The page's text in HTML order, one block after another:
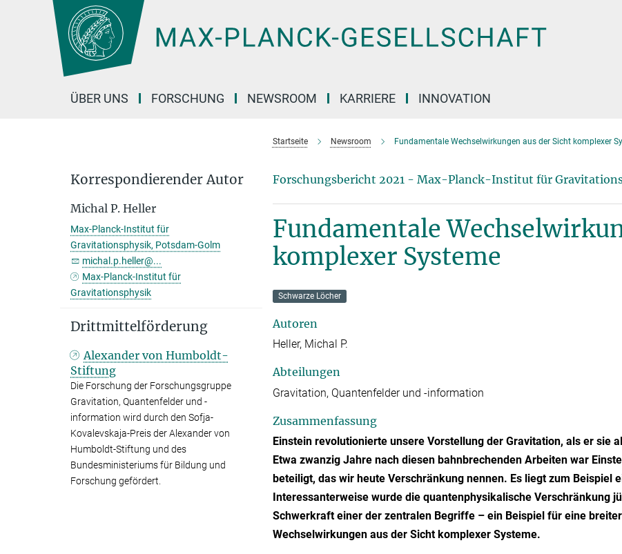
Hauptinhalt
ÜBER UNS FORSCHUNG NEWSROOM KARRIERE INNOVATION
Startseite Newsroom Fundamentale Wechselwirkungen aus der Sicht komplexer
Forschungsbericht 2021 - Max-Planck-Institut für
Fundamentale
komplexer Systeme
Schwarze Löcher
Autoren
Heller, Michal P.
Abteilungen
Gravitation, Quantenfelder und -information
Zusammenfassung
Einstein revolutionierte unsere Vorstellung der Gravitation, als er sie
Etwa zwanzig Jahre nach diesen bahnbrechenden Arbeiten war
beteiligt, das wir heute Verschränkung nennen. Es liegt zum Beispiel
Interessanterweise wurde die quantenphysikalische Verschränkung
Schwerkraft einer der zentralen Begriffe – ein Beispiel für eine
Wechselwirkungen aus der Sicht komplexer Systeme.
Korrespondierender Autor
Michal P. Heller
Max-Planck-Institut für
Gravitationsphysik, Potsdam-Golm
michal.p.heller@...
Max-Planck-Institut für
Gravitationsphysik
Drittmittelförderung
Alexander von Humboldt-
Stiftung
Die Forschung der Forschungsgruppe
Gravitation, Quantenfelder und -
information wird durch den Sofja-
Kovalevskaja-Preis der Alexander von
Humboldt-Stiftung und des
Bundesministeriums für Bildung und
Forschung gefördert.